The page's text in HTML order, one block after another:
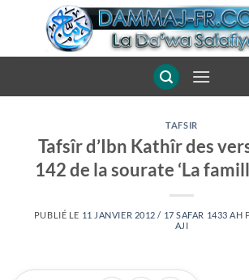
TAFSIR
Tafsîr d’Ibn Kathîr des
142 de la sourate ‘La
PUBLIÉ LE 11 JANVIER 2012 / 17 SAFAR 1433 AH
AJI